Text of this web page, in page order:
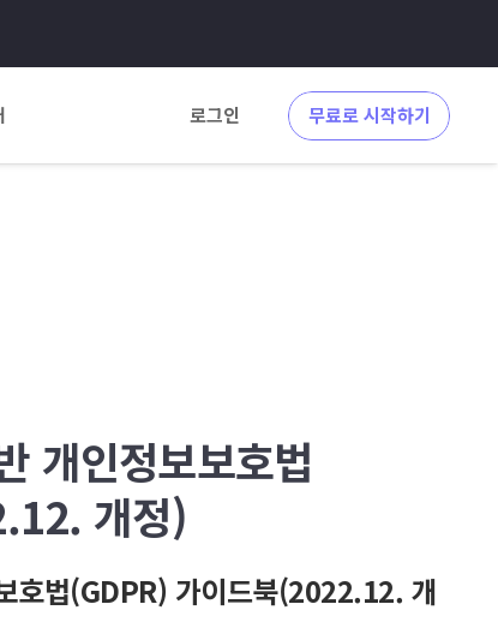
로그인 무료로 시작하기
개인정보보호법
개정)
호법(GDPR) 가이드북(2022.12. 개